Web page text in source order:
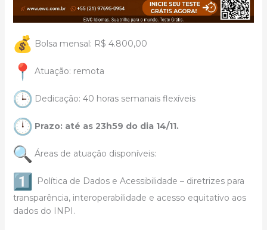
Bolsa mensal: R$ 4.800,00
Atuação: remota
Dedicação: 40 horas semanais flexíveis
Prazo: até as 23h59 do dia 14/11.
Áreas de atuação disponíveis:
Política de Dados e Acessibilidade – diretrizes para
transparência, interoperabilidade e acesso equitativo aos
dados do INPI.